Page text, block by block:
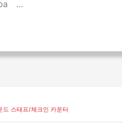
県
스태프/체크인 카운터